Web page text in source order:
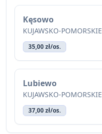
Kęsowo
KUJAWSKO-POMORSKIE
35,00 zł/os.
Lubiewo
KUJAWSKO-POMORSKIE
37,00 zł/os.